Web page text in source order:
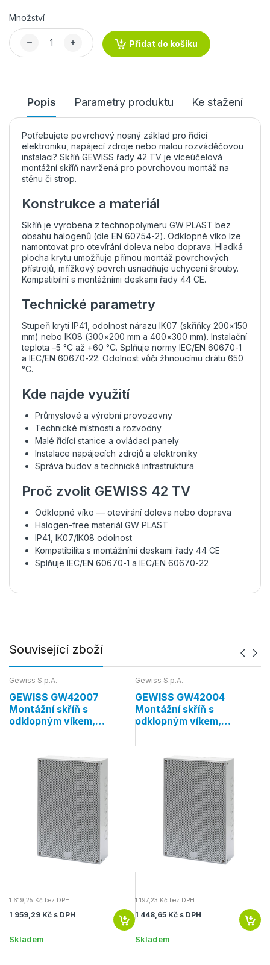
Množství
Přidat do košíku
Popis Parametry produktu Ke stažení
Potřebujete povrchový nosný základ pro řídicí
elektroniku, napájecí zdroje nebo malou rozváděčovou
instalaci? Skříň GEWISS řady 42 TV je víceúčelová
montážní skříň navržená pro povrchovou montáž na
stěnu či strop.
Konstrukce a materiál
Skříň je vyrobena z technopolymeru GW PLAST bez
obsahu halogenů (dle EN 60754-2). Odklopné víko lze
namontovat pro otevírání doleva nebo doprava. Hladká
plocha krytu umožňuje přímou montáž povrchových
přístrojů, mřížkový povrch usnadňuje uchycení šrouby.
Kompatibilní s montážními deskami řady 44 CE.
Technické parametry
Stupeň krytí IP41, odolnost nárazu IK07 (skříňky 200×150
mm) nebo IK08 (300×200 mm a 400×300 mm). Instalační
teplota –5 °C až +60 °C. Splňuje normy IEC/EN 60670-1
a IEC/EN 60670-22. Odolnost vůči žhnoucímu drátu 650
°C.
Kde najde využití
Průmyslové a výrobní provozovny
Technické místnosti a rozvodny
Malé řídící stanice a ovládací panely
Instalace napájecích zdrojů a elektroniky
Správa budov a technická infrastruktura
Proč zvolit GEWISS 42 TV
Odklopné víko — otevírání doleva nebo doprava
Halogen-free materiál GW PLAST
IP41, IK07/IK08 odolnost
Kompatibilita s montážními deskami řady 44 CE
Splňuje IEC/EN 60670-1 a IEC/EN 60670-22
Související zboží
Gewiss S.p.A.
GEWISS GW42007
Montážní skříň s
odklopným víkem,
1 619,25 Kč bez DPH
1 959,29 Kč s DPH
Skladem
Gewiss S.p.A.
GEWISS GW42004
Montážní skříň s
odklopným víkem,
1 197,23 Kč bez DPH
1 448,65 Kč s DPH
Skladem